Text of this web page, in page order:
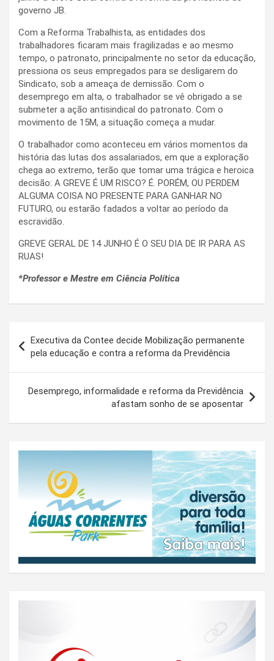
governo JB.
Com a Reforma Trabalhista, as entidades dos
trabalhadores ficaram mais fragilizadas e ao mesmo
tempo, o patronato, principalmente no setor da educação,
pressiona os seus empregados para se desligarem do
Sindicato, sob a ameaça de demissão. Com o
desemprego em alta, o trabalhador se vê obrigado a se
submeter a ação antisindical do patronato. Com o
movimento de 15M, a situação começa a mudar.
O trabalhador como aconteceu em vários momentos da
história das lutas dos assalariados, em que a exploração
chega ao extremo, terão que tomar uma trágica e heroica
decisão: A GREVE É UM RISCO? É. PORÉM, OU PERDEM
ALGUMA COISA NO PRESENTE PARA GANHAR NO
FUTURO, ou estarão fadados a voltar ao período da
escravidão.
GREVE GERAL DE 14 JUNHO É O SEU DIA DE IR PARA AS
RUAS!
*Professor e Mestre em Ciência Política
de
Post
Executiva da Contee decide Mobilização permanente
pela educação e contra a reforma da Previdência
Desemprego, informalidade e reforma da Previdência
afastam sonho de se aposentar